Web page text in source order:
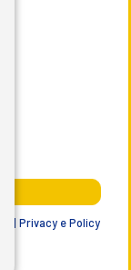
| Privacy e Policy